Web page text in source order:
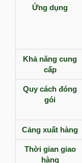
Ứng dụng
Khả năng cung
cấp
Quy cách đóng
gói
Cảng xuất hàng
Thời gian giao
hàng